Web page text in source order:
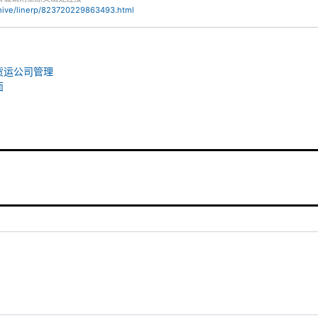
linerp/823720229863493.html
运公司管理